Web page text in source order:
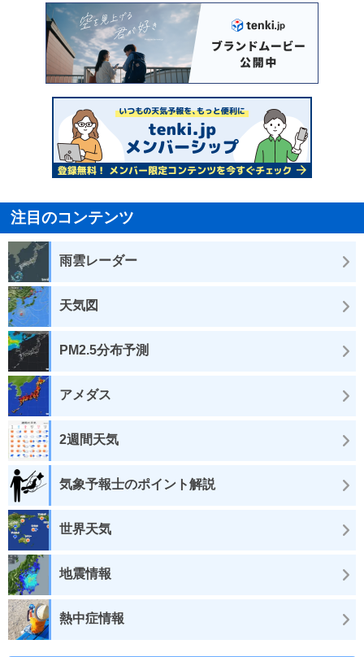
注目のコンテンツ
雨雲レーダー
天気図
PM2.5分布予測
アメダス
2週間天気
気象予報士のポイント解説
世界天気
地震情報
熱中症情報